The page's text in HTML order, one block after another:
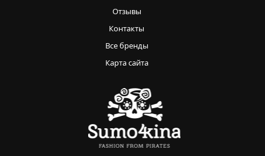
Отзывы
Контакты
Все бренды
Карта сайта